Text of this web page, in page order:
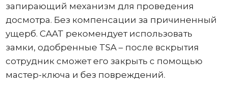
запирающий механизм для проведения
досмотра. Без компенсации за причиненный
ущерб. CAAT рекомендует использовать
замки, одобренные TSA – после вскрытия
сотрудник сможет его закрыть с помощью
мастер-ключа и без повреждений.